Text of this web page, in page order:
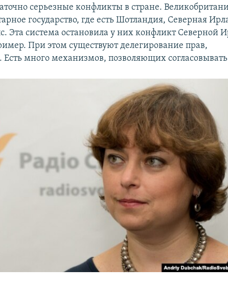
серьезные конфликты в стране.
государство, где есть Шотландия, Северная
Эта система остановила у них конфликт Северной
При этом существуют делегирование прав,
Есть много механизмов, позволяющих